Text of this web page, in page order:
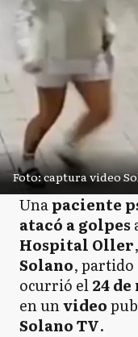
Foto: captura video
Unapaciente
atacó a golpes
Hospital Oller
Solano, partido
ocurrió el24
en unvideo
Solano TV.